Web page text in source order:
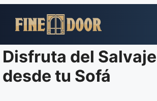
para
conteúdo
Disfruta del
desde tu Sofá